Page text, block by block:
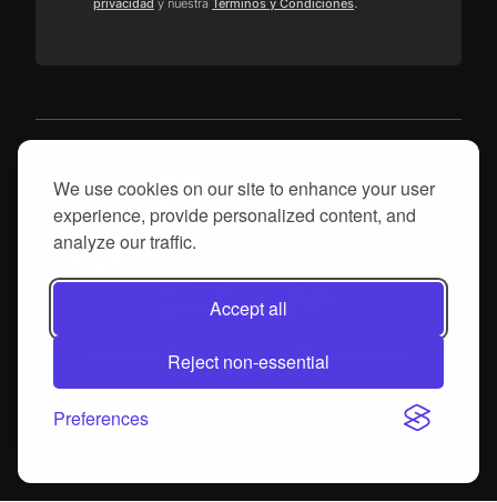
We use cookies on our site to enhance your user
experience, provide personalized content, and
analyze our traffic.
Accept all
Reject non-essential
Preferences
privacidad y nuestra Términos y Condiciones
© 2025, proGrow S.A. Todos los derechos reservados
Produtech R3 DIH Automotive